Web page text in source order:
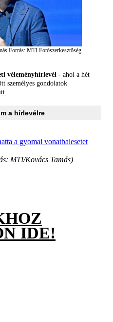
Forrás: MTI Fotószerkesztõség
véleményhírlevél - ahol a hét
személyes gondolatok
a hírlevélre
a gyomai vonatbalesetet
MTI/Kovács Tamás)
IDE!